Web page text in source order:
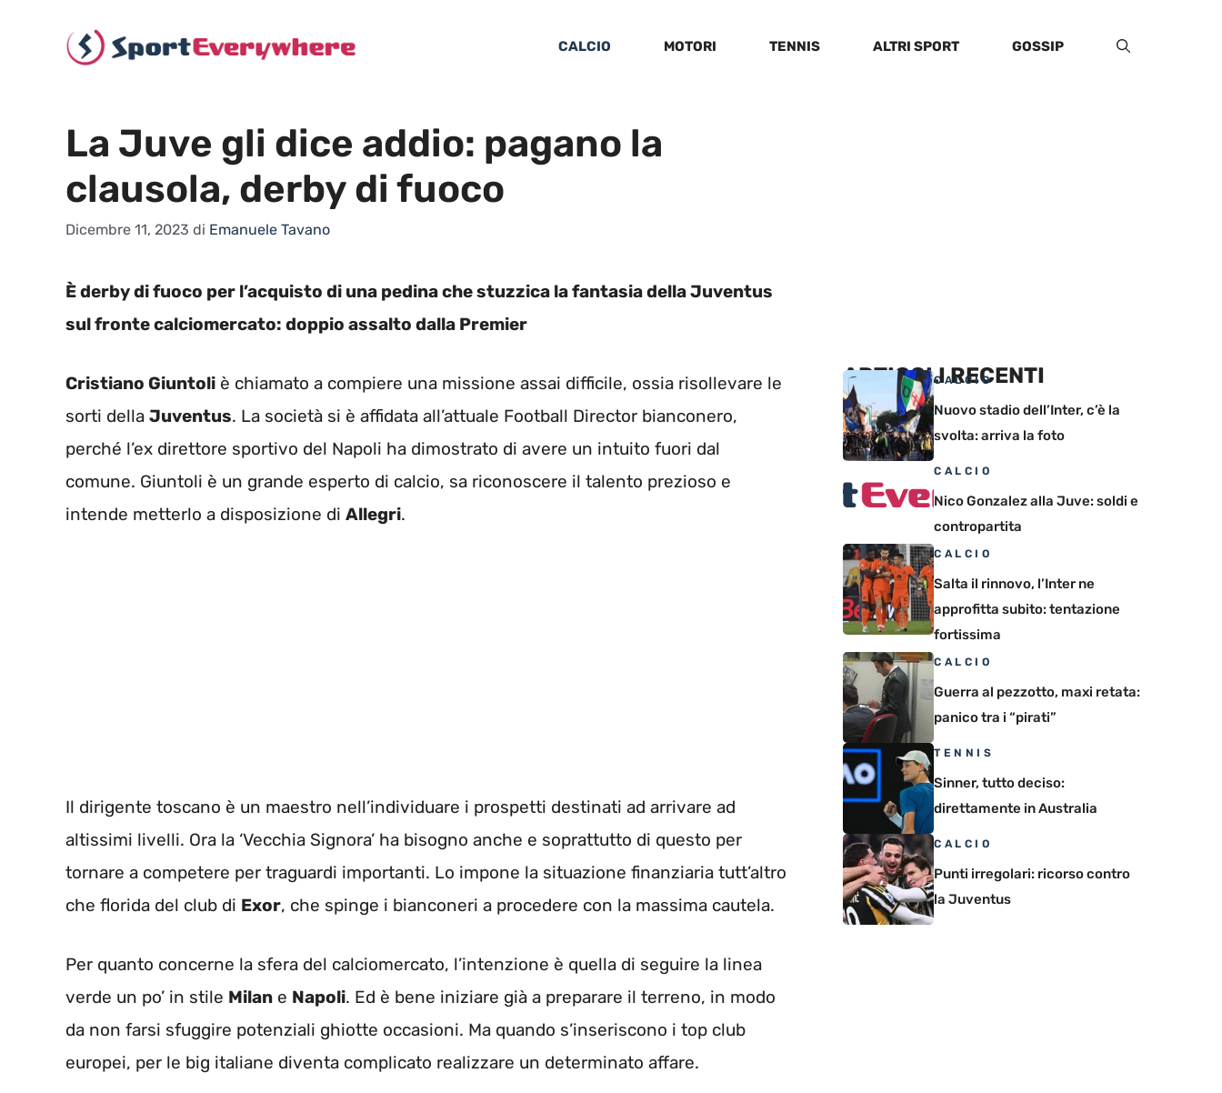
CALCIO MOTORI TENNIS ALTRI SPORT GOSSIP
La Juve gli dice addio: pagano la
clausola, derby di fuoco
Dicembre 11, 2023 di Emanuele Tavano
È derby di fuoco per l’acquisto di una pedina che stuzzica la fantasia della Juventus
sul fronte calciomercato: doppio assalto dalla Premier
Cristiano Giuntoli è chiamato a compiere una missione assai difficile, ossia risollevare le
sorti della Juventus. La società si è affidata all’attuale Football Director bianconero,
perché l’ex direttore sportivo del Napoli ha dimostrato di avere un intuito fuori dal
comune. Giuntoli è un grande esperto di calcio, sa riconoscere il talento prezioso e
intende metterlo a disposizione di Allegri.
Il dirigente toscano è un maestro nell’individuare i prospetti destinati ad arrivare ad
altissimi livelli. Ora la ‘Vecchia Signora’ ha bisogno anche e soprattutto di questo per
tornare a competere per traguardi importanti. Lo impone la situazione finanziaria tutt’altro
che florida del club di Exor, che spinge i bianconeri a procedere con la massima cautela.
Per quanto concerne la sfera del calciomercato, l’intenzione è quella di seguire la linea
verde un po’ in stile Milan e Napoli. Ed è bene iniziare già a preparare il terreno, in modo
da non farsi sfuggire potenziali ghiotte occasioni. Ma quando s’inseriscono i top club
europei, per le big italiane diventa complicato realizzare un determinato affare.
ARTICOLI RECENTI
CALCIO
Nuovo stadio dell’Inter, c’è la
svolta: arriva la foto
CALCIO
Nico Gonzalez alla Juve: soldi e
contropartita
CALCIO
Salta il rinnovo, l’Inter ne
approfitta subito: tentazione
fortissima
CALCIO
Guerra al pezzotto, maxi retata:
panico tra i “pirati”
TENNIS
Sinner, tutto deciso:
direttamente in Australia
CALCIO
Punti irregolari: ricorso contro
la Juventus